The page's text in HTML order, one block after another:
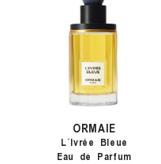
ORMAIE
L´Ivrée Bleue
Eau de Parfum